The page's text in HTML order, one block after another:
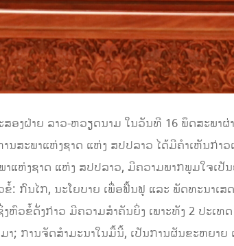
າຍ ລາວ-ຫວຽດນາມ ໃນວັນທີ 16 ພຶດສະພາຜ່
ສະພາແຫ່ງຊາດ ແຫ່ງ ສປປລາວ ໄດ້ມີຄໍາເຫັນກ່າ
ແຫ່ງຊາດ ແຫ່ງ ສປປລາວ, ມີຄວາມພາກພູມໃຈເ
: ກົນໄກ, ນະໂຍບາຍ ເພື່ອຟື້ນຟູ ແລະ ພັດທະນາເ
ຫົວຂໍ້ດັ່ງກ່າວ ມີຄວາມສຳຄັນຍິ່ງ ເພາະທັງ 2 ປະ
າ; ການຈັດສໍາມະນາໃນມື້ນີ້, ເປັນການຜັນຂະຫຍາ